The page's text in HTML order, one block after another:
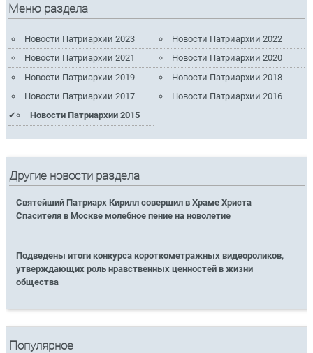
Меню раздела
Новости Патриархии 2023
Новости Патриархии 2022
Новости Патриархии 2021
Новости Патриархии 2020
Новости Патриархии 2019
Новости Патриархии 2018
Новости Патриархии 2017
Новости Патриархии 2016
Новости Патриархии 2015
Другие новости раздела
Святейший Патриарх Кирилл совершил в Храме Христа
Спасителя в Москве молебное пение на новолетие
Подведены итоги конкурса короткометражных видеороликов,
утверждающих роль нравственных ценностей в жизни
общества
Популярное